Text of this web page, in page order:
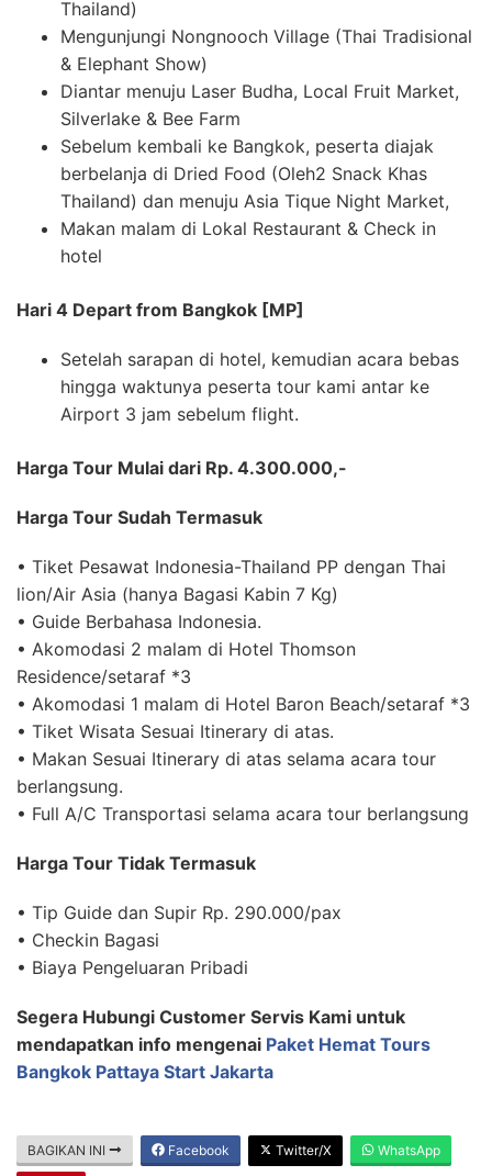
Thailand)
Mengunjungi Nongnooch Village (Thai Tradisional
& Elephant Show)
Diantar menuju Laser Budha, Local Fruit Market,
Silverlake & Bee Farm
Sebelum kembali ke Bangkok, peserta diajak
berbelanja di Dried Food (Oleh2 Snack Khas
Thailand) dan menuju Asia Tique Night Market,
Makan malam di Lokal Restaurant & Check in
hotel
Hari 4 Depart from Bangkok [MP]
Setelah sarapan di hotel, kemudian acara bebas
hingga waktunya peserta tour kami antar ke
Airport 3 jam sebelum flight.
Harga Tour Mulai dari Rp. 4.300.000,-
Harga Tour Sudah Termasuk
• Tiket Pesawat Indonesia-Thailand PP dengan Thai
lion/Air Asia (hanya Bagasi Kabin 7 Kg)
• Guide Berbahasa Indonesia.
• Akomodasi 2 malam di Hotel Thomson
Residence/setaraf *3
• Akomodasi 1 malam di Hotel Baron Beach/setaraf *3
• Tiket Wisata Sesuai Itinerary di atas.
• Makan Sesuai Itinerary di atas selama acara tour
berlangsung.
• Full A/C Transportasi selama acara tour berlangsung
Harga Tour Tidak Termasuk
• Tip Guide dan Supir Rp. 290.000/pax
• Checkin Bagasi
• Biaya Pengeluaran Pribadi
Segera Hubungi Customer Servis Kami untuk
mendapatkan info mengenai Paket Hemat Tours
Bangkok Pattaya Start Jakarta
BAGIKAN INI Facebook Twitter/X WhatsApp